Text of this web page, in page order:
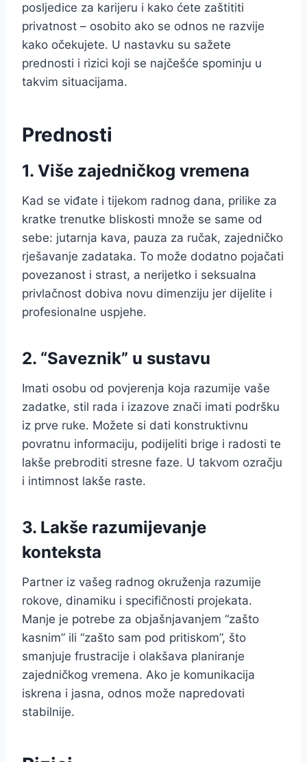
posljedice za karijeru i kako ćete zaštititi
privatnost – osobito ako se odnos ne razvije
kako očekujete. U nastavku su sažete
prednosti i rizici koji se najčešće spominju u
takvim situacijama.
Prednosti
1. Više zajedničkog vremena
Kad se viđate i tijekom radnog dana, prilike za
kratke trenutke bliskosti množe se same od
sebe: jutarnja kava, pauza za ručak, zajedničko
rješavanje zadataka. To može dodatno pojačati
povezanost i strast, a nerijetko i seksualna
privlačnost dobiva novu dimenziju jer dijelite i
profesionalne uspjehe.
2. “Saveznik” u sustavu
Imati osobu od povjerenja koja razumije vaše
zadatke, stil rada i izazove znači imati podršku
iz prve ruke. Možete si dati konstruktivnu
povratnu informaciju, podijeliti brige i radosti te
lakše prebroditi stresne faze. U takvom ozračju
i intimnost lakše raste.
3. Lakše razumijevanje
konteksta
Partner iz vašeg radnog okruženja razumije
rokove, dinamiku i specifičnosti projekata.
Manje je potrebe za objašnjavanjem “zašto
kasnim” ili “zašto sam pod pritiskom”, što
smanjuje frustracije i olakšava planiranje
zajedničkog vremena. Ako je komunikacija
iskrena i jasna, odnos može napredovati
stabilnije.